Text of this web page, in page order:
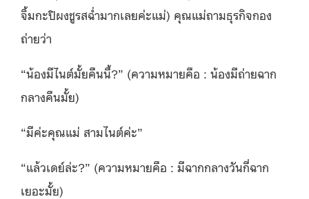
จิ้มกะปิผงชูรสฉ่ำมากเลยค่ะแม่) คุณแม่ถามธุรกิจกอง
ถ่ายว่า
“น้องมีไนต์มั้ยคืนนี้?” (ความหมายคือ : น้องมีถ่ายฉาก
กลางคืนมั้ย)
“มีค่ะคุณแม่ สามไนต์ค่ะ”
“แล้วเดย์ล่ะ?” (ความหมายคือ : มีฉากกลางวันกี่ฉาก
เยอะมั้ย)